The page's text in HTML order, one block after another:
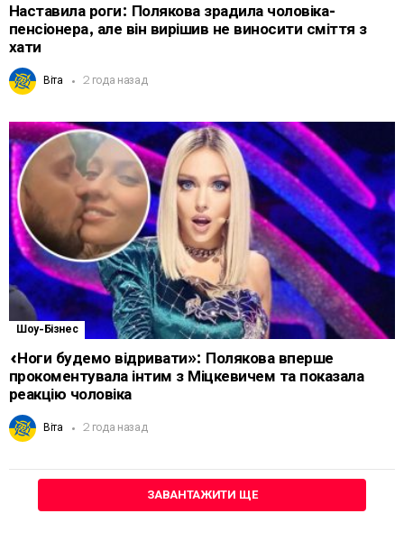
Наставила роги: Полякова зрадила чоловіка-
пенсіонера, але він вирішив не виносити сміття з
хати
Віта 2 года назад
Шоу-Бізнес
«Ноги будемо відривати»: Полякова вперше
прокоментувала інтим з Міцкевичем та показала
реакцію чоловіка
Віта 2 года назад
ЗАВАНТАЖИТИ ЩЕ